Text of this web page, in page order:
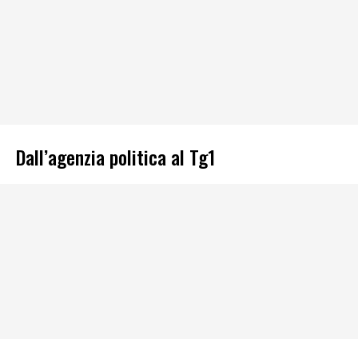
Dall’agenzia politica al Tg1